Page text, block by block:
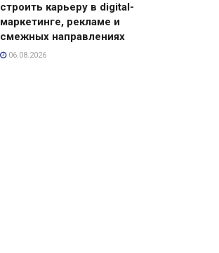
строить карьеру в digital-
маркетинге, рекламе и
смежных направлениях
06.08.2026